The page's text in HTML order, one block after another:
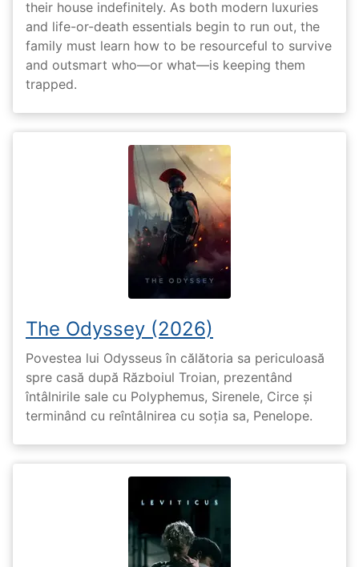
their house indefinitely. As both modern luxuries
and life-or-death essentials begin to run out, the
family must learn how to be resourceful to survive
and outsmart who—or what—is keeping them
trapped.
The Odyssey (2026)
Povestea lui Odysseus în călătoria sa periculoasă
spre casă după Războiul Troian, prezentând
întâlnirile sale cu Polyphemus, Sirenele, Circe și
terminând cu reîntâlnirea cu soția sa, Penelope.